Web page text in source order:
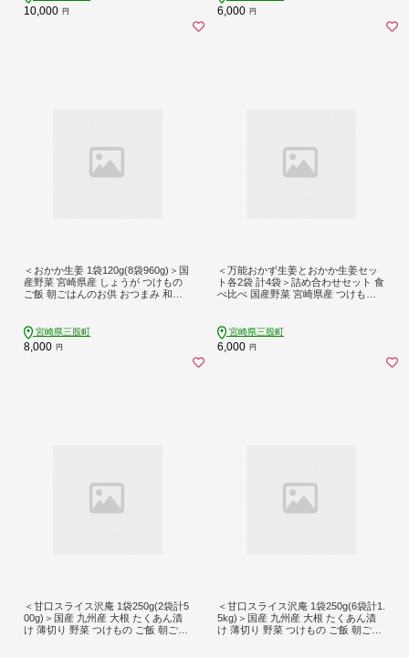
州 信濃 ふるさと納税
10,000 円
上沖産業】
6,000 円
＜おかか生姜 1袋120g(8袋960g)＞国
産野菜 宮崎県産 しょうが つけもの
ご飯 朝ごはんのお供 おつまみ 和食
賞受賞【MI721-ko】【株式会社 上沖
産業】
宮崎県三股町
8,000 円
＜万能おかず生姜とおかか生姜セッ
ト各2袋 計4袋＞詰め合わせセット 食
べ比べ 国産野菜 宮崎県産 つけもの
リ金賞 宮崎フードアワード優秀賞受
賞【MI722-ko】【株式会社 上沖産
業】
宮崎県三股町
6,000 円
＜甘口スライス沢庵 1袋250g(2袋計5
00g)＞国産 九州産 大根 たくあん漬
け 薄切り 野菜 つけもの ご飯 朝ごは
＜甘口スライス沢庵 1袋250g(6袋計1.
5kg)＞国産 九州産 大根 たくあん漬
け 薄切り 野菜 つけもの ご飯 朝ごは